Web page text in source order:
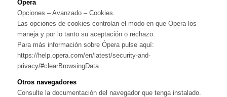
Opera
Opciones – Avanzado – Cookies.
Las opciones de cookies controlan el modo en que Opera los
maneja y por lo tanto su aceptación o rechazo.
Para más información sobre Ópera pulse aquí:
https://help.opera.com/en/latest/security-and-
privacy/#clearBrowsingData
Otros navegadores
Consulte la documentación del navegador que tenga instalado.